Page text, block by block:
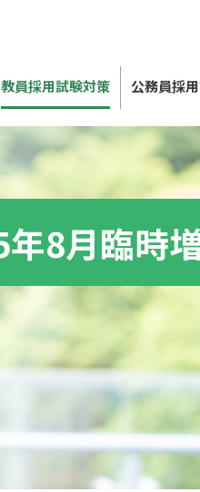
教員採用試験対策 公務員採
年8月臨時